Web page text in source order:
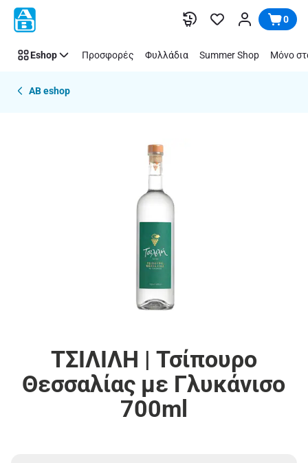
Παράλειψη 0
Eshop Προσφορές Φυλλάδια Summer Shop Μόνο
AB eshop
ΤΣΙΛΙΛΗ | Τσίπουρο
Θεσσαλίας με Γλυκάνισο
700ml